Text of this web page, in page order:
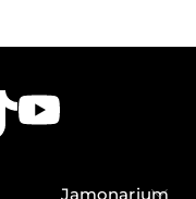
Jamonarium